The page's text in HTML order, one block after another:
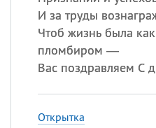
И за труды
Чтоб жизнь была
пломбиром —
Вас поздравляем С
Открытка